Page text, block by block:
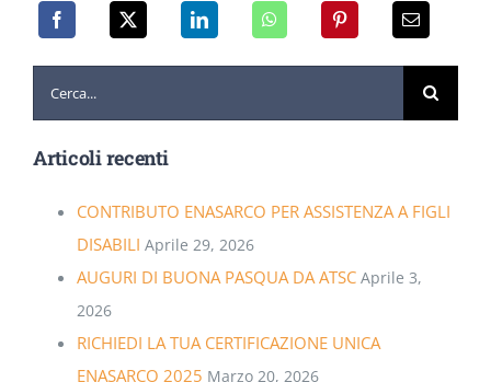
Articoli recenti
CONTRIBUTO ENASARCO PER ASSISTENZA A FIGLI
DISABILI Aprile 29, 2026
AUGURI DI BUONA PASQUA DA ATSC Aprile 3,
2026
RICHIEDI LA TUA CERTIFICAZIONE UNICA
ENASARCO 2025 Marzo 20, 2026